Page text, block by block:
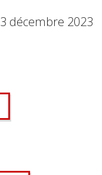
3 décembre 2023